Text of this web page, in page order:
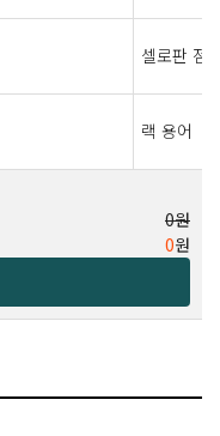
셀로판 점
랙 용어
0원
0원